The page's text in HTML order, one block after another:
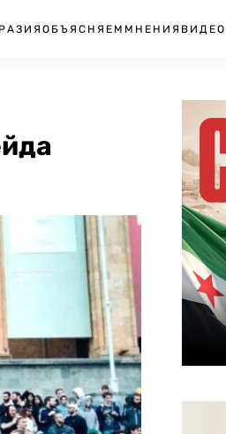
ОБЪЯСНЯЕМ МНЕНИЯ ВИДЕО